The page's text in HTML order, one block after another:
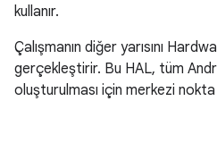
kullanır.
Çalışmanın diğer yarısını
gerçekleştirir. Bu HAL, tüm
oluşturulması için merkezi